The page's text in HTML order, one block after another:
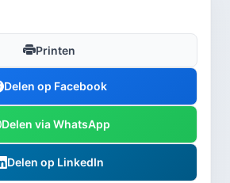
Printen
Delen op Facebook
Delen via WhatsApp
Delen op LinkedIn